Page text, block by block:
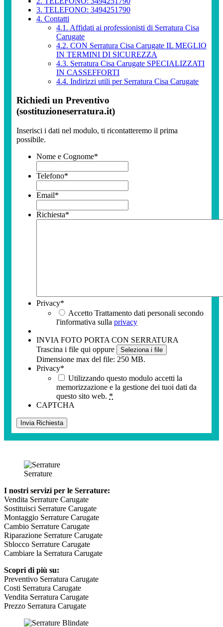
3. TELEFONO: 3494251790
4. Contatti
4.1. Affidati ai professionisti di Serratura Cisa
Carugate
4.2. CON Serratura Cisa Carugate IL MEGLIO
IN TERMINI DI SICUREZZA
4.3. Serratura Cisa Carugate SPECIALIZZATI
IN CASSEFFORTI
4.4. Indirizzi utili per Serratura Cisa Carugate
Richiedi un Preventivo
(sostituzioneserratura.it)
Inserisci i dati nel modulo, ti ricontatteremo il prima
possibile.
Nome e Cognome*
Telefono*
Email*
Richiesta*
Privacy*
Accetto Trattamento dati personali secondo
l'informativa sulla privacy
INVIA FOTO PORTA CON SERRATURA
Trascina i file qui oppure
Seleziona i file
Dimensione max del file: 250 MB.
Privacy*
Utilizzando questo modulo accetti la
memorizzazione e la gestione dei tuoi dati da
questo sito web. *
CAPTCHA
Serrature
I nostri servizi per le Serrature:
Vendita Serrature Carugate
Sostituisci Serrature Carugate
Montaggio Serrature Carugate
Cambio Serrature Carugate
Riparazione Serrature Carugate
Sblocco Serrature Carugate
Cambiare la Serratura Carugate
Scopri di più su:
Preventivo Serratura Carugate
Costi Serratura Carugate
Vendita Serratura Carugate
Prezzo Serratura Carugate